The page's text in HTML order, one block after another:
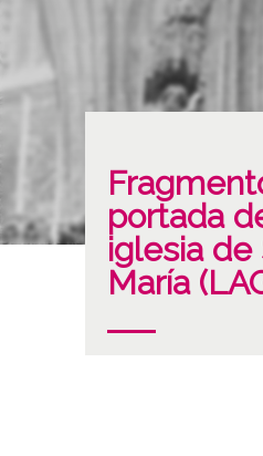
portada
iglesia de
María